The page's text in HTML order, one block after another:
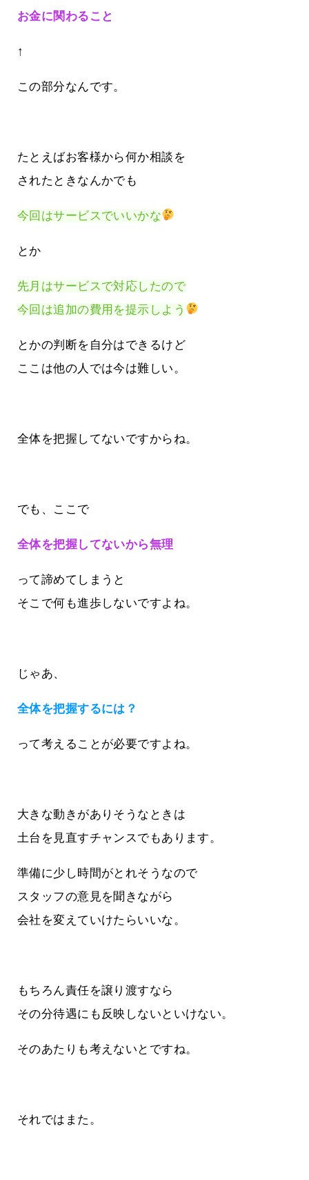
お金に関わること
↑
この部分なんです。
たとえばお客様から何か相談を
されたときなんかでも
今回はサービスでいいかな
とか
先月はサービスで対応したので
今回は追加の費用を提示しよう
とかの判断を自分はできるけど
ここは他の人では今は難しい。
全体を把握してないですからね。
でも、ここで
全体を把握してないから無理
って諦めてしまうと
そこで何も進歩しないですよね。
じゃあ、
全体を把握するには？
って考えることが必要ですよね。
大きな動きがありそうなときは
土台を見直すチャンスでもあります。
準備に少し時間がとれそうなので
スタッフの意見を聞きながら
会社を変えていけたらいいな。
もちろん責任を譲り渡すなら
その分待遇にも反映しないといけない。
そのあたりも考えないとですね。
それではまた。